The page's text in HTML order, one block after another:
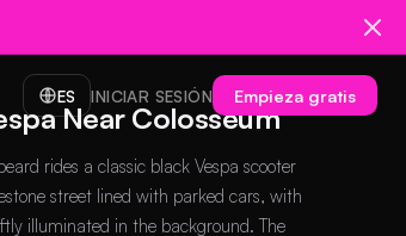
ES INICIAR SESIÓN Empieza gratis
Near Colosseum
rides a classic black Vespa scooter
street lined with parked cars, with
illuminated in the background. The